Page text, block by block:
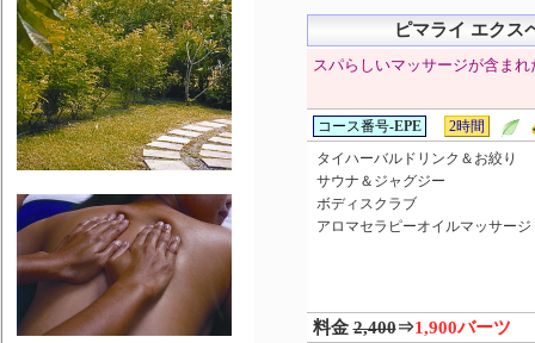
ピマライ エクス
スパらしいマッサージが含ま
コース番号-EPE
2時間
タイハーバルドリンク＆お絞り
サウナ＆ジャグジー
ボディスクラブ
アロマセラピーオイルマッサージ
料金2,400⇒1,900バーツ